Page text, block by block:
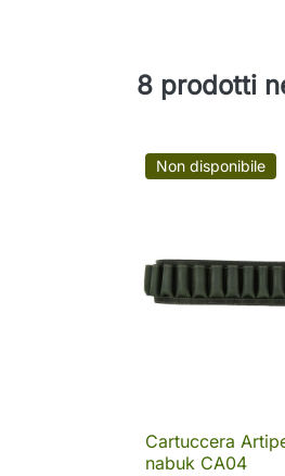
8 prodotti
Non disponibile

Cartuccera
nabuk CA04